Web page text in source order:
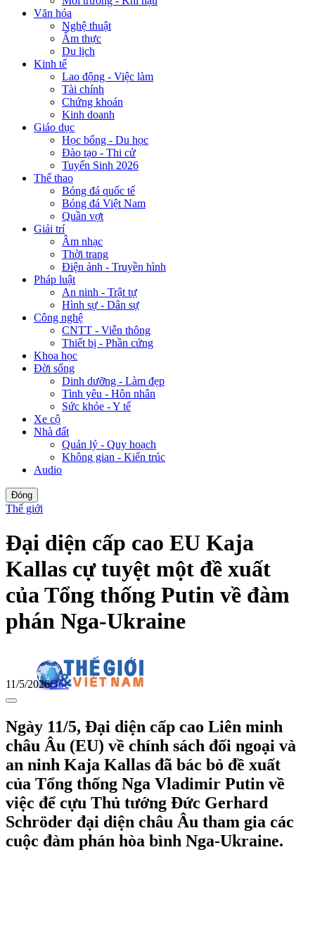
Văn hóa
Nghệ thuật
Ẩm thực
Du lịch
Kinh tế
Lao động - Việc làm
Tài chính
Chứng khoán
Kinh doanh
Giáo dục
Học bổng - Du học
Đào tạo - Thi cử
Tuyển Sinh 2026
Thể thao
Bóng đá quốc tế
Bóng đá Việt Nam
Quần vợt
Giải trí
Âm nhạc
Thời trang
Điện ảnh - Truyền hình
Pháp luật
An ninh - Trật tự
Hình sự - Dân sự
Công nghệ
CNTT - Viễn thông
Thiết bị - Phần cứng
Khoa học
Đời sống
Dinh dưỡng - Làm đẹp
Tình yêu - Hôn nhân
Sức khỏe - Y tế
Xe cộ
Nhà đất
Quản lý - Quy hoạch
Không gian - Kiến trúc
Audio
Đóng
Thế giới
Đại diện cấp cao EU Kaja
Kallas cự tuyệt một đề xuất
của Tổng thống Putin về đàm
phán Nga-Ukraine
11/5/2026Gốc
Ngày 11/5, Đại diện cấp cao Liên minh
châu Âu (EU) về chính sách đối ngoại và
an ninh Kaja Kallas đã bác bỏ đề xuất
của Tổng thống Nga Vladimir Putin về
việc để cựu Thủ tướng Đức Gerhard
Schröder đại diện châu Âu tham gia các
cuộc đàm phán hòa bình Nga-Ukraine.